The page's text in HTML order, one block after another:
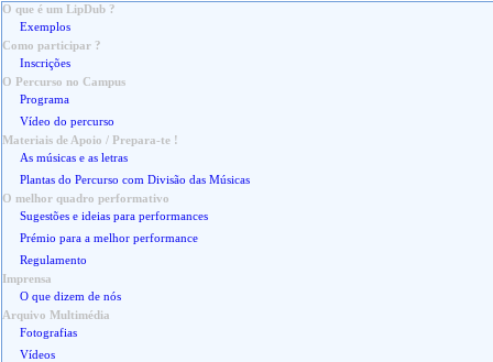
O que é um LipDub ?
Exemplos
Como participar ?
Inscrições
O Percurso no Campus
Programa
Vídeo do percurso
Materiais de Apoio / Prepara-te !
As músicas e as letras
Plantas do Percurso com Divisão das Músicas
O melhor quadro performativo
Sugestões e ideias para performances
Prémio para a melhor performance
Regulamento
Imprensa
O que dizem de nós
Arquivo Multimédia
Fotografias
Vídeos